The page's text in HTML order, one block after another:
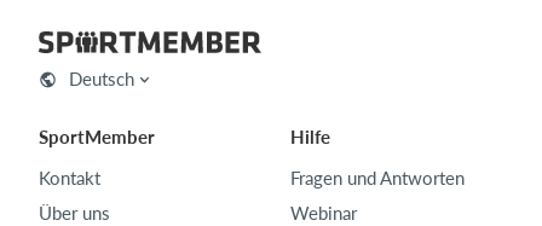
Deutsch
SportMember
Kontakt
Über uns
Hilfe
Fragen und Antworten
Webinar